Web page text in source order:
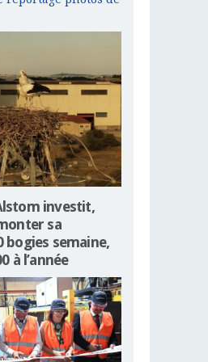
investit,
sa
bogies semaine,
à l’année